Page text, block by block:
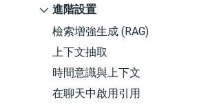
進階設置
檢索增強生成 (RAG)
上下文抽取
時間意識與上下文
在聊天中啟用引用